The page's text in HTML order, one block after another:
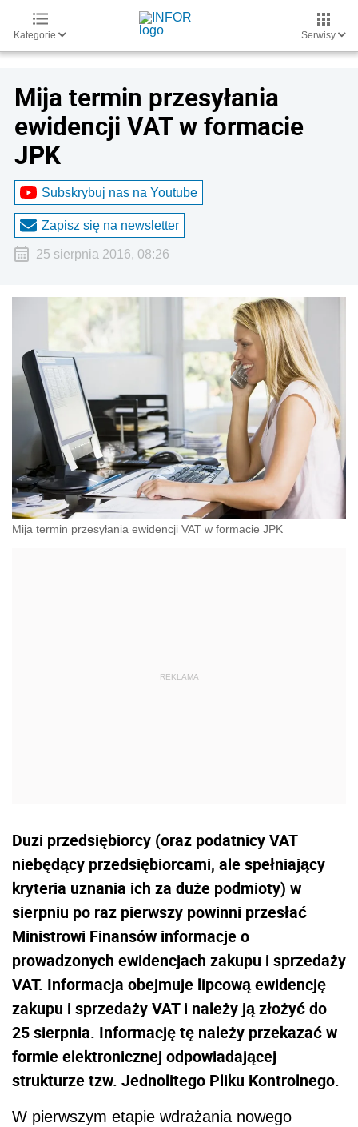
Kategorie Serwisy
Mija termin przesyłania
ewidencji VAT w formacie
JPK
Subskrybuj nas na Youtube
Zapisz się na newsletter
25 sierpnia 2016, 08:26
Mija termin przesyłania ewidencji VAT w formacie JPK
Duzi przedsiębiorcy (oraz podatnicy VAT
niebędący przedsiębiorcami, ale spełniający
kryteria uznania ich za duże podmioty) w
sierpniu po raz pierwszy powinni przesłać
Ministrowi Finansów informacje o
prowadzonych ewidencjach zakupu i sprzedaży
VAT. Informacja obejmuje lipcową ewidencję
zakupu i sprzedaży VAT i należy ją złożyć do
25 sierpnia. Informację tę należy przekazać w
formie elektronicznej odpowiadającej
strukturze tzw. Jednolitego Pliku Kontrolnego.
W pierwszym etapie wdrażania nowego